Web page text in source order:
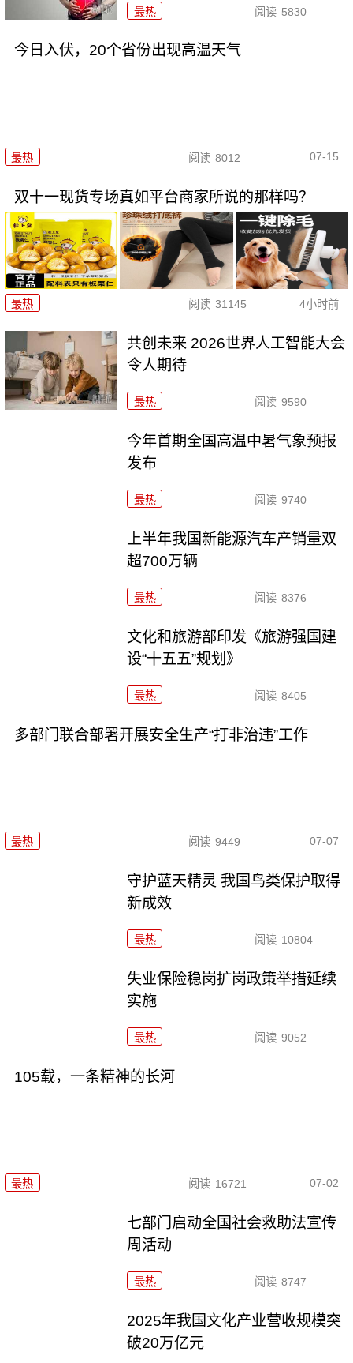
最热 阅读 5830
今日入伏，20个省份出现高温天气
最热 阅读 8012 07-15
双十一现货专场真如平台商家所说的那样吗？
最热 阅读 31145 4小时前
共创未来 2026世界人工智能大会
令人期待
最热 阅读 9590
今年首期全国高温中暑气象预报
发布
最热 阅读 9740
上半年我国新能源汽车产销量双
超700万辆
最热 阅读 8376
文化和旅游部印发《旅游强国建
设“十五五”规划》
最热 阅读 8405
多部门联合部署开展安全生产“打非治违”工作
最热 阅读 9449 07-07
守护蓝天精灵 我国鸟类保护取得
新成效
最热 阅读 10804
失业保险稳岗扩岗政策举措延续
实施
最热 阅读 9052
105载，一条精神的长河
最热 阅读 16721 07-02
七部门启动全国社会救助法宣传
周活动
最热 阅读 8747
2025年我国文化产业营收规模突
破20万亿元